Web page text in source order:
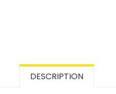
DESCRIPTION